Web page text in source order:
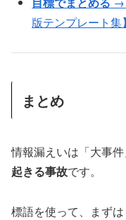
版テンプレート集】
まとめ
情報漏えいは「大事件
起きる事故です。
標語を使って、まずは